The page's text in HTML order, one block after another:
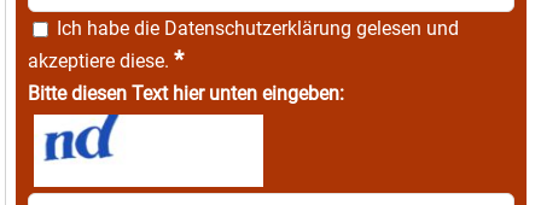
Ich habe die Datenschutzerklärung gelesen und
akzeptiere diese. *
Bitte diesen Text hier unten eingeben: